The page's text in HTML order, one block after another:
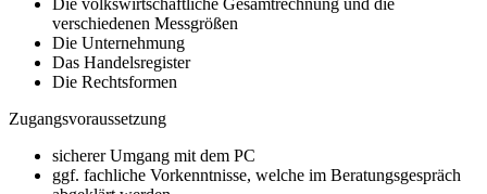
verschiedenen Messgrößen
Die Unternehmung
Das Handelsregister
Die Rechtsformen
Zugangsvoraussetzung
sicherer Umgang mit dem PC
ggf. fachliche Vorkenntnisse, welche im Beratungsgespräch